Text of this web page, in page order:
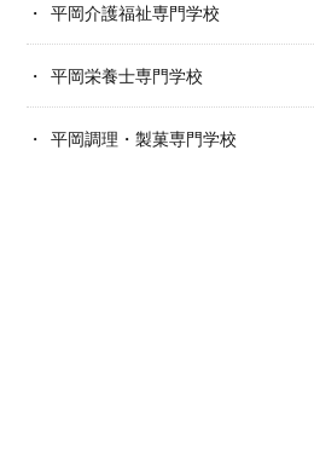
平岡介護福祉専門学校
平岡栄養士専門学校
平岡調理・製菓専門学校